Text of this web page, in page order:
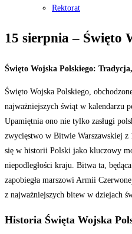
Rektorat
15 sierpnia – Święto
Święto Wojska Polskiego:
Święto Wojska Polskiego,
najważniejszych świąt w kalendarzu
Upamiętnia ono nie tylko zasługi
zwycięstwo w Bitwie Warszawskiej z
się w historii Polski jako kluczowy
niepodległości kraju. Bitwa ta,
zapobiegła marszowi Armii
z najważniejszych bitew w dziejach
Historia Święta Wojska